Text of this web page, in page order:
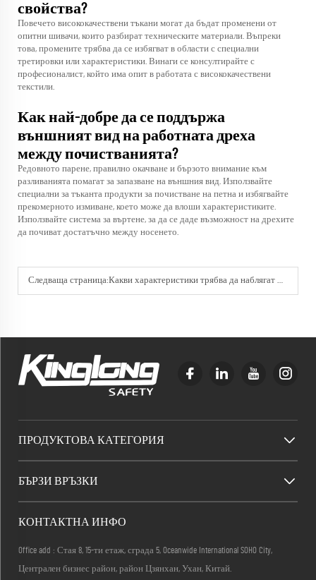
свойства?
Повечето висококачествени тъкани могат да бъдат променени от
опитни шивачи, които разбират техническите материали. Въпреки
това, промените трябва да се избягват в области с специални
третировки или характеристики. Винаги се консултирайте с
професионалист, който има опит в работата с висококачествени
текстили.
Как най-добре да се поддържа
външният вид на работната дреха
между почистванията?
Редовното парене, правилно окачване и бързото внимание към
разливанията помагат за запазване на външния вид. Използвайте
специални за тъканта продукти за почистване на петна и избягвайте
прекомерното измиване, което може да влоши характеристиките.
Използвайте система за въртене, за да се даде възможност на дрехите
да почиват достатъчно между носенето.
Следваща страница:Какви характеристики трябва да наблягат фабриките при работните дрехи за продажба на едро
ПРОДУКТОВА КАТЕГОРИЯ
БЪРЗИ ВРЪЗКИ
КОНТАКТНА ИНФО
Office add : Стая 8, 15-ти етаж, сграда 5, Oceanwide International SOHO City,
Централен бизнес район, район Цзянхан, Ухан, Китай.